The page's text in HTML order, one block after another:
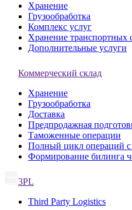
Хранение
Грузообработка
Комплекс услуг
Хранение транспортных
Дополнительные услуги
Коммерческий склад
Хранение
Грузообработка
Доставка
Предпродажная
Таможенные операции
Полный цикл операций
Формирование билинга
3PL
Third Party Logistics